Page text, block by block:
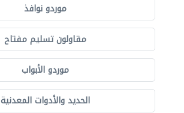
موردو نوافذ
مقاولون تسليم مفتاح
موردو الأبواب
الحديد والأدوات المعدنية